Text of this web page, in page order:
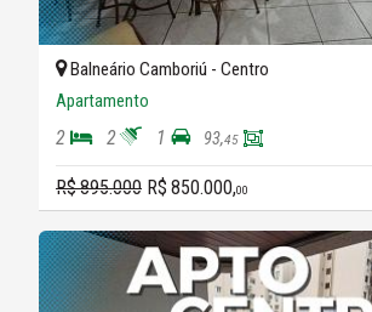
Balneário Camboriú - Centro
Apartamento
2 2 1 93,45
R$ 895.000 R$ 850.000,00